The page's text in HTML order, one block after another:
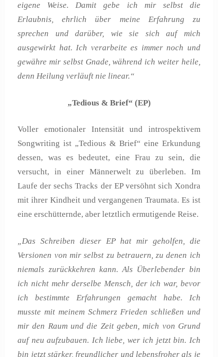
eigene Weise. Damit gebe ich mir selbst die
Erlaubnis, ehrlich über meine Erfahrung zu
sprechen und darüber, wie sie sich auf mich
ausgewirkt hat. Ich verarbeite es immer noch und
gewähre mir selbst Gnade, während ich weiter heile,
denn Heilung verläuft nie linear.“
„Tedious & Brief“ (EP)
Voller emotionaler Intensität und introspektivem
Songwriting ist „Tedious & Brief“ eine Erkundung
dessen, was es bedeutet, eine Frau zu sein, die
versucht, in einer Männerwelt zu überleben. Im
Laufe der sechs Tracks der EP versöhnt sich Xondra
mit ihrer Kindheit und vergangenen Traumata. Es ist
eine erschütternde, aber letztlich ermutigende Reise.
„Das Schreiben dieser EP hat mir geholfen, die
Versionen von mir selbst zu betrauern, zu denen ich
niemals zurückkehren kann. Als Überlebender bin
ich nicht mehr derselbe Mensch, der ich war, bevor
ich bestimmte Erfahrungen gemacht habe. Ich
musste mit meinem Schmerz Frieden schließen und
mir den Raum und die Zeit geben, mich von Grund
auf neu aufzubauen. Ich liebe, wer ich jetzt bin. Ich
bin jetzt stärker, freundlicher und lebensfroher als je